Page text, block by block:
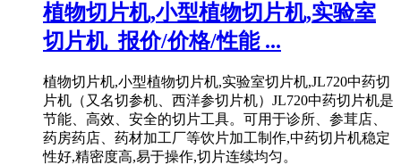
植物切片机,小型植物切片机,实验室
切片机_报价/价格/性能 ...
植物切片机,小型植物切片机,实验室切片机,JL720中药切
片机（又名切参机、西洋参切片机）JL720中药切片机是
节能、高效、安全的切片工具。可用于诊所、参茸店、
药房药店、药材加工厂等饮片加工制作,中药切片机稳定
性好,精密度高,易于操作,切片连续均匀。